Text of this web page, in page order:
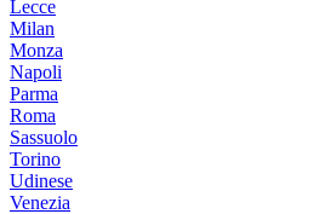
Lecce
Milan
Monza
Napoli
Parma
Roma
Sassuolo
Torino
Udinese
Venezia